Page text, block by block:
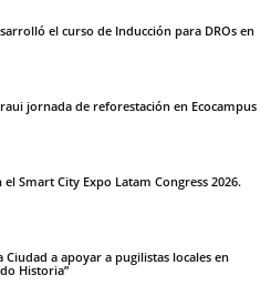
el curso de Inducción para DROs en
jornada de reforestación en Ecocampus
el Smart City Expo Latam Congress 2026.
a apoyar a pugilistas locales en
Historia”